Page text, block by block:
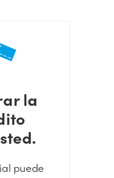
la
puede